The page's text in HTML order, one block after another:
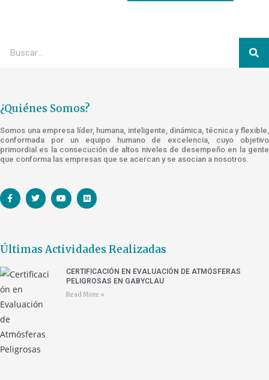
¿Quiénes Somos?
Somos una empresa líder, humana, inteligente, dinámica, técnica y flexible,
conformada por un equipo humano de excelencia, cuyo objetivo
primordial es la consecución de altos niveles de desempeño en la gente
que conforma las empresas que se acercan y se asocian a nosotros.
Últimas Actividades Realizadas
CERTIFICACIÓN EN EVALUACIÓN DE ATMÓSFERAS
PELIGROSAS EN GABYCLAU
Read More »